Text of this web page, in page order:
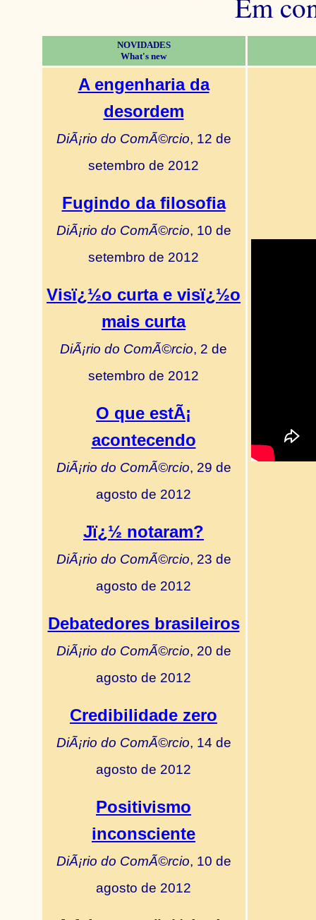
NOVIDADES
What's new
A engenharia da
desordem
DiÃ¡rio do ComÃ©rcio, 12 de
setembro de 2012
Fugindo da filosofia
DiÃ¡rio do ComÃ©rcio, 10 de
setembro de 2012
Visï¿½o curta e visï¿½o
mais curta
DiÃ¡rio do ComÃ©rcio, 2 de
setembro de 2012
O que estÃ¡
acontecendo
DiÃ¡rio do ComÃ©rcio, 29 de
agosto de 2012
Jï¿½ notaram?
DiÃ¡rio do ComÃ©rcio, 23 de
agosto de 2012
Debatedores brasileiros
DiÃ¡rio do ComÃ©rcio, 20 de
agosto de 2012
Credibilidade zero
DiÃ¡rio do ComÃ©rcio, 14 de
agosto de 2012
Positivismo
inconsciente
DiÃ¡rio do ComÃ©rcio, 10 de
agosto de 2012